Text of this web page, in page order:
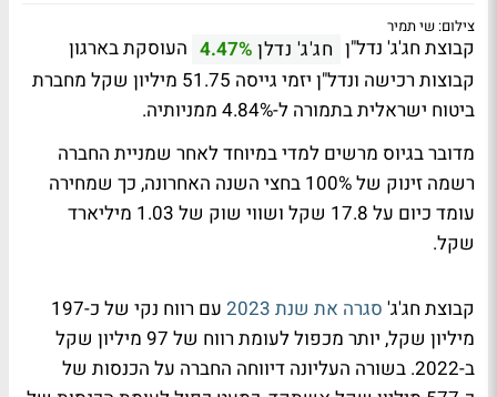
צילום: שי תמיר
קבוצת חג'ג' נדל"ן חג'ג' נדלן 4.47% העוסקת בארגון
קבוצות רכישה ונדל"ן יזמי גייסה 51.75 מיליון שקל מחברת
ביטוח ישראלית בתמורה ל-4.84% ממניותיה.
מדובר בגיוס מרשים למדי במיוחד לאחר שמניית החברה
רשמה זינוק של 100% בחצי השנה האחרונה, כך שמחירה
עומד כיום על 17.8 שקל ושווי שוק של 1.03 מיליארד
שקל.
קבוצת חג'ג' סגרה את שנת 2023
עם רווח נקי של כ-197
מיליון שקל, יותר מכפול לעומת רווח של 97 מיליון שקל
ב-2022. בשורה העליונה דיווחה החברה על הכנסות של